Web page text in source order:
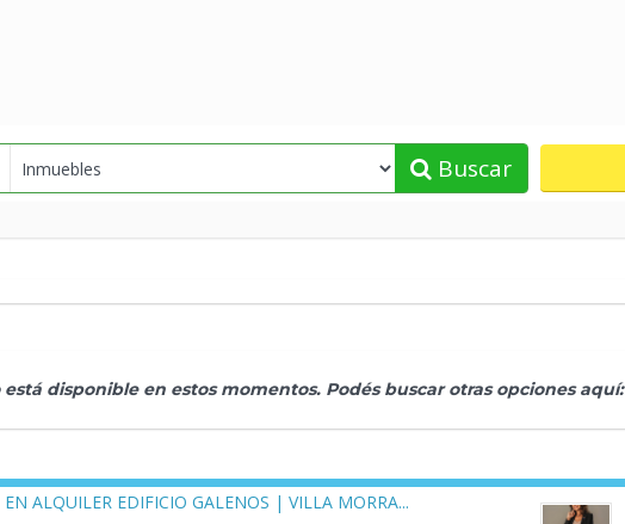
Buscar
disponible en estos momentos. Podés buscar otras opciones aquí:
ALQUILER EDIFICIO GALENOS | VILLA MORRA...